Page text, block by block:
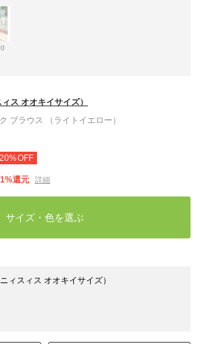
ィス オオキイサイズ）
ブラウス （ライトイエロー）
20%OFF
還元 詳細
サイズ・色を選ぶ
ニィスィス オオキイサイズ）